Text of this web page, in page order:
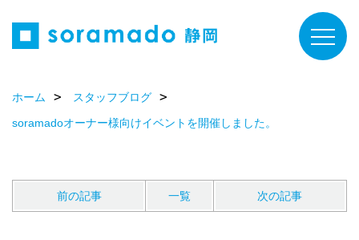
ホーム
スタッフブログ
soramadoオーナー様向けイベントを開催しました。
前の記事 一覧 次の記事